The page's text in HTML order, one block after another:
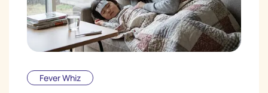
Fever Whiz